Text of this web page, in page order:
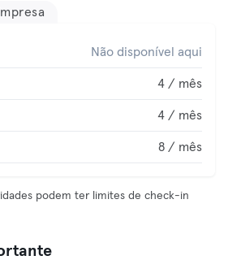
Não disponível aqui
4 / mês
4 / mês
8 / mês
podem ter limites de check-in